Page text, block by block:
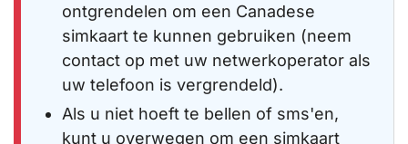
ontgrendelen om een Canadese
simkaart te kunnen gebruiken (neem
contact op met uw netwerkoperator als
uw telefoon is vergrendeld).
Als u niet hoeft te bellen of sms'en,
kunt u overwegen om een simkaart